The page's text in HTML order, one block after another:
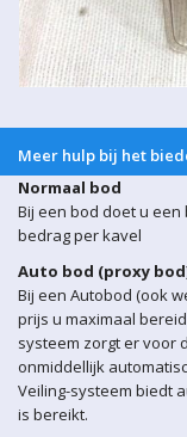
Meer hulp bij het
Normaal bod
Bij een bod doet u
bedrag per kavel
Auto bod (proxy
Bij een Autobod (ook
prijs u maximaal
systeem zorgt er voor
onmiddellijk
Veiling-systeem biedt
is bereikt.